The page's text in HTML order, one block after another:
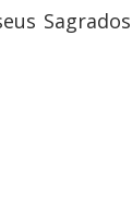
Sagrados